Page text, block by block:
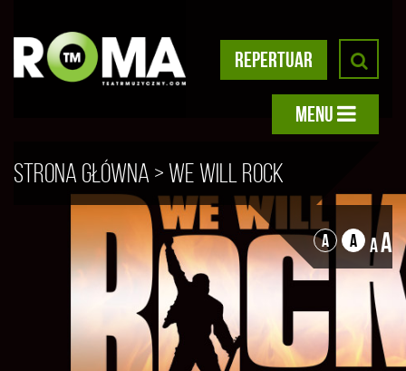
REPERTUAR
MENU
Strona główna > We Will Rock
You – Video A A AA